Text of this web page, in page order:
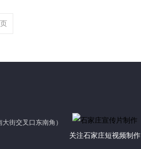
街交叉口东南角）
关注石家庄短视频制作